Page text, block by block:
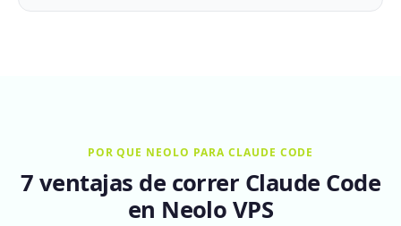
POR QUE NEOLO PARA CLAUDE CODE
7 ventajas de correr Claude Code
en Neolo VPS